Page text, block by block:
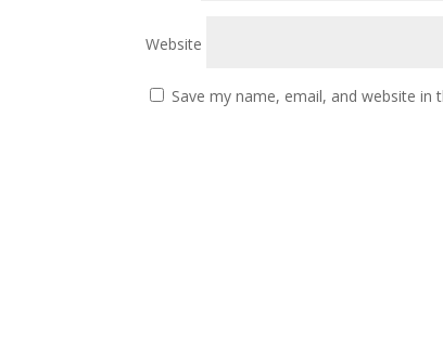
Website
Save my name, email, and website